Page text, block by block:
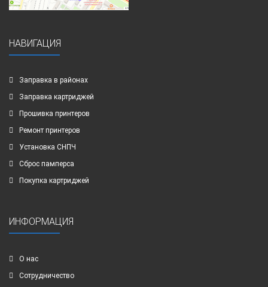
НАВИГАЦИЯ
Заправка в районах
Заправка картриджей
Прошивка принтеров
Ремонт принтеров
Установка СНПЧ
Сброс памперса
Покупка картриджей
ИНФОРМАЦИЯ
О нас
Сотрудничество